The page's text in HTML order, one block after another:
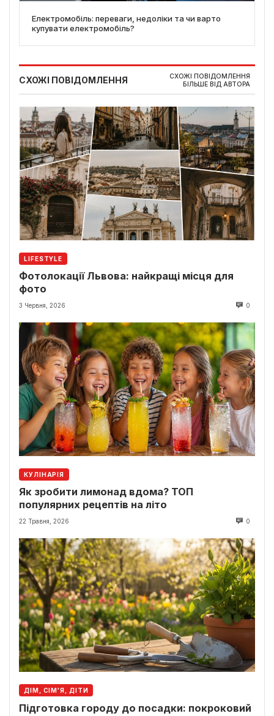
Електромобіль: переваги, недоліки та чи варто
купувати електромобіль?
СХОЖІ ПОВІДОМЛЕННЯ
СХОЖІ ПОВІДОМЛЕННЯ
БІЛЬШЕ ВІД АВТОРА
LIFESTYLE
Фотолокації Львова: найкращі місця для
фото
3 Червня, 2026 0
КУЛІНАРІЯ
Як зробити лимонад вдома? ТОП
популярних рецептів на літо
22 Травня, 2026 0
ДІМ, СІМ'Я, ДІТИ
Підготовка городу до посадки: покроковий